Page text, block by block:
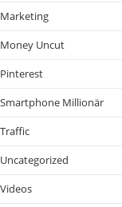
Marketing
Money Uncut
Pinterest
Smartphone Millionär
Traffic
Uncategorized
Videos